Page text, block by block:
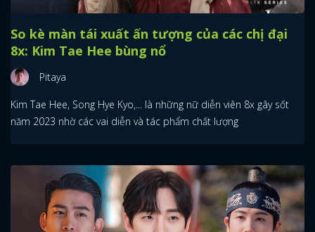
So kè màn tái xuất ấn tượng của các chị đại
8x: Kim Tae Hee bùng nổ
Pitaya
Kim Tae Hee, Song Hye Kyo,... là những nữ diễn viên 8x gây sốt
năm 2023 nhờ các vai diễn và tác phẩm chất lượng